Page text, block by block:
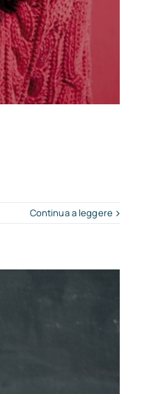
Continua a leggere